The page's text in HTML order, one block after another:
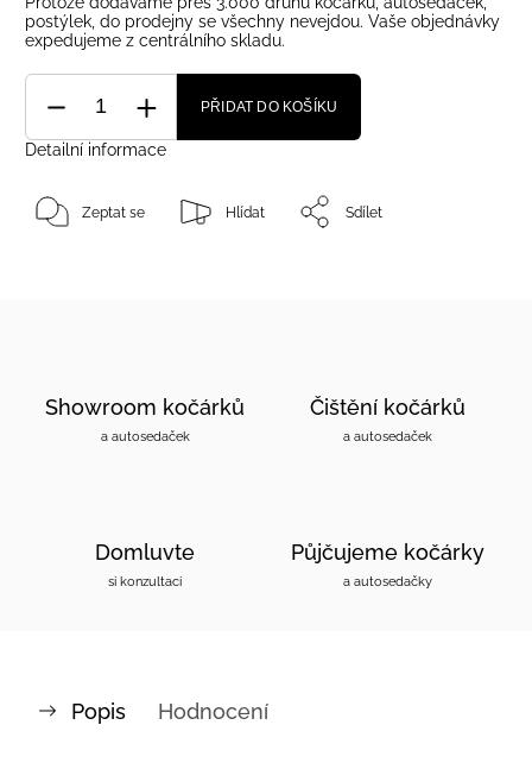
postýlek, do prodejny se všechny nevejdou. Vaše objednávky
expedujeme z centrálního skladu.
PŘIDAT DO KOŠÍKU
Detailní informace
Zeptat se Hlídat Sdílet
Showroom kočárků
a autosedaček
Čištění kočárků
a autosedaček
Domluvte
si konzultaci
Půjčujeme kočárky
a autosedačky
Popis Hodnocení